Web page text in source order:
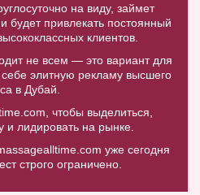
на виду, займет
будет привлекать постоянный
клиентов.
не всем — это вариант для
себе элитную рекламу высшего
в Дубай.
чтобы выделиться,
и лидировать на рынке.
уже сегодня
строго ограничено.